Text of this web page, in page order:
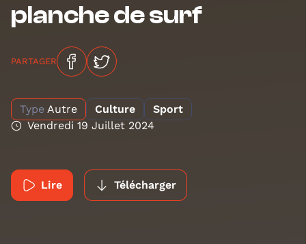
planche de surf
PARTAGER
Type Autre Culture
Sport
Vendredi 19 Juillet 2024
Lire Télécharger